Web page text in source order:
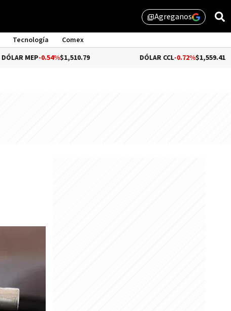
library_addAgreganos
Tecnología
Comex
-0.54%$1,510.79 -0.72%$1,559.41